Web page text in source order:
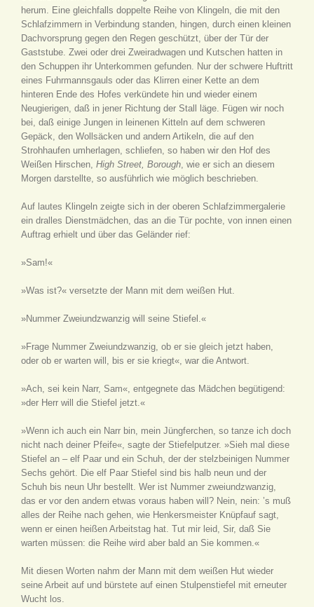
herum. Eine gleichfalls doppelte Reihe von Klingeln, die mit den
Schlafzimmern in Verbindung standen, hingen, durch einen kleinen
Dachvorsprung gegen den Regen geschützt, über der Tür der
Gaststube. Zwei oder drei Zweiradwagen und Kutschen hatten in
den Schuppen ihr Unterkommen gefunden. Nur der schwere Huftritt
eines Fuhrmannsgauls oder das Klirren einer Kette an dem
hinteren Ende des Hofes verkündete hin und wieder einem
Neugierigen, daß in jener Richtung der Stall läge. Fügen wir noch
bei, daß einige Jungen in leinenen Kitteln auf dem schweren
Gepäck, den Wollsäcken und andern Artikeln, die auf den
Strohhaufen umherlagen, schliefen, so haben wir den Hof des
Weißen Hirschen, High Street, Borough , wie er sich an diesem
Morgen darstellte, so ausführlich wie möglich beschrieben.
Auf lautes Klingeln zeigte sich in der oberen Schlafzimmergalerie
ein dralles Dienstmädchen, das an die Tür pochte, von innen einen
Auftrag erhielt und über das Geländer rief:
»Sam!«
»Was ist?« versetzte der Mann mit dem weißen Hut.
»Nummer Zweiundzwanzig will seine Stiefel.«
»Frage Nummer Zweiundzwanzig, ob er sie gleich jetzt haben,
oder ob er warten will, bis er sie kriegt«, war die Antwort.
»Ach, sei kein Narr, Sam«, entgegnete das Mädchen begütigend:
»der Herr will die Stiefel jetzt.«
»Wenn ich auch ein Narr bin, mein Jüngferchen, so tanze ich doch
nicht nach deiner Pfeife«, sagte der Stiefelputzer. »Sieh mal diese
Stiefel an – elf Paar und ein Schuh, der der stelzbeinigen Nummer
Sechs gehört. Die elf Paar Stiefel sind bis halb neun und der
Schuh bis neun Uhr bestellt. Wer ist Nummer zweiundzwanzig,
das er vor den andern etwas voraus haben will? Nein, nein: ’s muß
alles der Reihe nach gehen, wie Henkersmeister Knüpfauf sagt,
wenn er einen heißen Arbeitstag hat. Tut mir leid, Sir, daß Sie
warten müssen: die Reihe wird aber bald an Sie kommen.«
Mit diesen Worten nahm der Mann mit dem weißen Hut wieder
seine Arbeit auf und bürstete auf einen Stulpenstiefel mit erneuter
Wucht los.